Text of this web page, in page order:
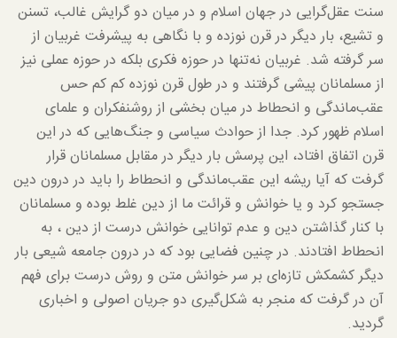
سنت عقل‌گرایی در جهان اسلام و در میان دو گرایش غالب، تسنن
و تشیع، بار دیگر در قرن نوزده و با نگاهی به پیشرفت غربیان از
سر گرفته شد. غربیان نه‌تنها در حوزه فکری بلکه در حوزه عملی نیز
از مسلمانان پیشی گرفتند و در طول قرن نوزده کم کم حس
عقب‌ماندگی و انحطاط در میان بخشی از روشنفکران و علمای
اسلام ظهور کرد. جدا از حوادث سیاسی و جنگ‌هایی که در این
قرن اتفاق افتاد، این پرسش بار دیگر در مقابل مسلمانان قرار
گرفت که آیا ریشه این عقب‌ماندگی و انحطاط را باید در درون دین
جستجو کرد و یا خوانش و قرائت ما از دین غلط بوده و مسلمانان
با کنار گذاشتن دین و عدم توانایی خوانش درست از دین ، به
انحطاط افتادند. در چنین فضایی بود که در درون جامعه شیعی بار
دیگر کشمکش تازه‌ای بر سر خوانش متن و روش درست برای فهم
آن در گرفت که منجر به شکل‌گیری دو جریان اصولی و اخباری
گردید.